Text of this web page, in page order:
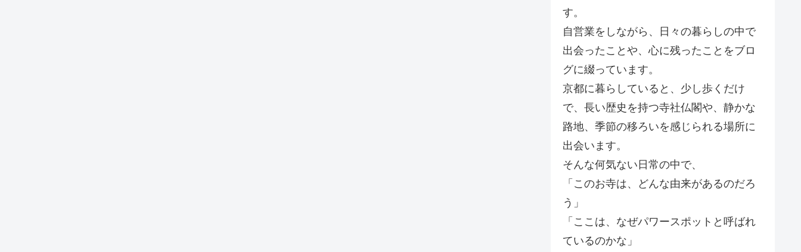
す。
自営業をしながら、日々の暮らしの中で
出会ったことや、心に残ったことをブロ
グに綴っています。
京都に暮らしていると、少し歩くだけ
で、長い歴史を持つ寺社仏閣や、静かな
路地、季節の移ろいを感じられる場所に
出会います。
そんな何気ない日常の中で、
「このお寺は、どんな由来があるのだろ
う」
「ここは、なぜパワースポットと呼ばれ
ているのかな」